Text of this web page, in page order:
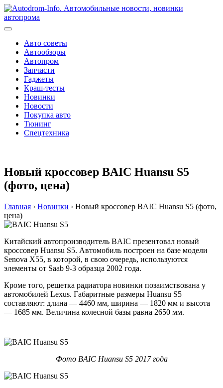
Перейти
к
содержимому
Авто советы
Автообзоры
Автопром
Запчасти
Гаджеты
Краш-тесты
Новинки
Новости
Покупка авто
Тюнинг
Спецтехника
Новый кроссовер BAIC Huansu S5
(фото, цена)
Главная › Новинки › Новый кроссовер BAIC Huansu S5 (фото,
цена)
Китайский автопроизводитель BAIC презентовал новый
кроссовер Huansu S5. Автомобиль построен на базе модели
Senova X55, в которой, в свою очередь, используются
элементы от Saab 9-3 образца 2002 года.
Кроме того, решетка радиатора новинки позаимствована у
автомобилей Lexus. Габаритные размеры Huansu S5
составляют: длина — 4460 мм, ширина — 1820 мм и высота
— 1685 мм. Величина колесной базы равна 2650 мм.
Фото BAIC Huansu S5 2017 года